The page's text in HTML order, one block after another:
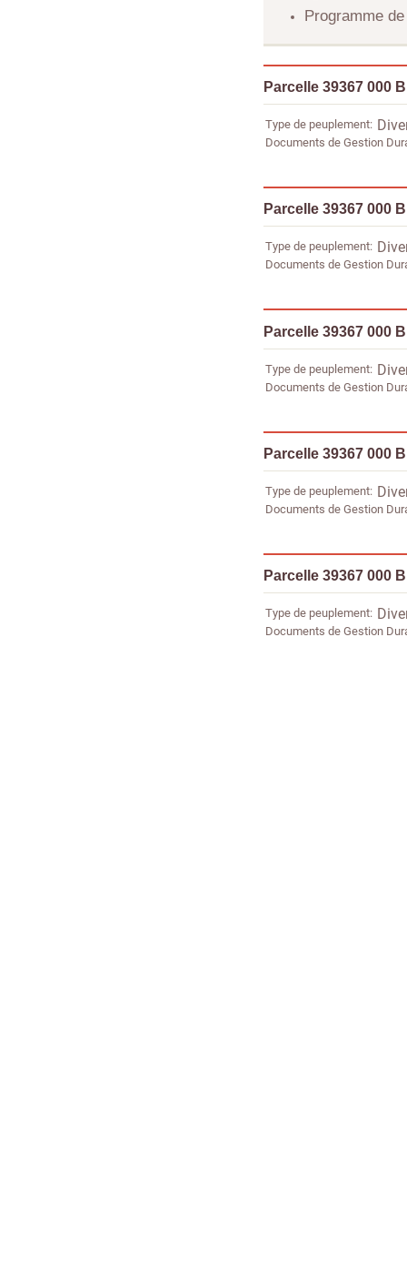
Programme
Parcelle 39367 000
Type de peuplement
Documents de Gestion
Parcelle 39367 000
Type de peuplement
Documents de Gestion
Parcelle 39367 000
Type de peuplement
Documents de Gestion
Parcelle 39367 000
Type de peuplement
Documents de Gestion
Parcelle 39367 000
Type de peuplement
Documents de Gestion